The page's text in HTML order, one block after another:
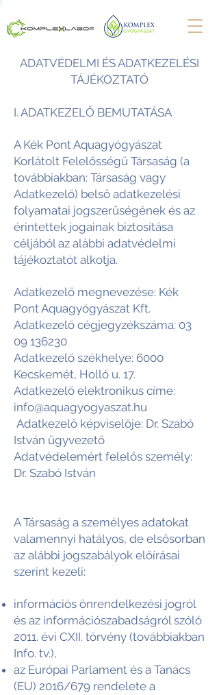
ADATVÉDELMI ÉS ADATKEZELÉSI
TÁJÉKOZTATÓ
I. ADATKEZELŐ BEMUTATÁSA
A Kék Pont Aquagyógyászat
Korlátolt Felelősségű Társaság (a
továbbiakban: Társaság vagy
Adatkezelő) belső adatkezelési
folyamatai jogszerűségének és az
érintettek jogainak biztosítása
céljából az alábbi adatvédelmi
tájékoztatót alkotja.
Adatkezelő megnevezése: Kék
Pont Aquagyógyászat Kft.
Adatkezelő cégjegyzékszáma: 03
09 136230
Adatkezelő székhelye: 6000
Kecskemét, Holló u. 17.
Adatkezelő elektronikus címe:
info@aquagyogyaszat.hu
Adatkezelő képviselője: Dr. Szabó
István ügyvezető
Adatvédelemért felelős személy:
Dr. Szabó István
A Társaság a személyes adatokat
valamennyi hatályos, de elsősorban
az alábbi jogszabályok előírásai
szerint kezeli:
információs önrendelkezési jogról
és az információszabadságról szóló
2011. évi CXII. törvény (továbbiakban
Info. tv.),
az Európai Parlament és a Tanács
(EU) 2016/679 rendelete a